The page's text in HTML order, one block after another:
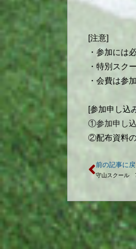
[注意]
・参加には
・特別スク
・会費は参
[参加申し込
①参加申し込
②配布資料
前の記事に
守山スクール